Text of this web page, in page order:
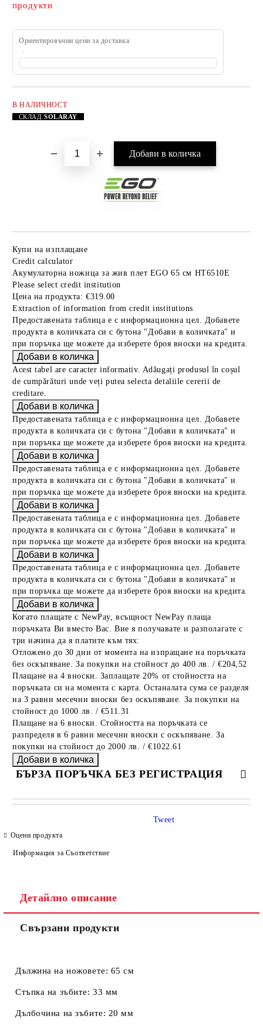
продукти
Ориентировъчни цени за доставка
В НАЛИЧНОСТ
СКЛАДSOLARAY
Купи на изплащане
Credit calculator
Акумулаторна ножица за жив плет EGO 65 см HT6510E
Please select credit institution
Цена на продукта: €319.00
Extraction of information from credit institutions
Предоставената таблица е с информационна цел. Добавете
продукта в количката си с бутона "Добави в количката" и
при поръчка ще можете да изберете броя вноски на кредита.
Acest tabel are caracter informativ. Adăugați produsul în coșul
de cumpărături unde veți putea selecta detaliile cererii de
creditare.
Предоставената таблица е с информационна цел. Добавете
продукта в количката си с бутона "Добави в количката" и
при поръчка ще можете да изберете броя вноски на кредита.
Предоставената таблица е с информационна цел. Добавете
продукта в количката си с бутона "Добави в количката" и
при поръчка ще можете да изберете броя вноски на кредита.
Предоставената таблица е с информационна цел. Добавете
продукта в количката си с бутона "Добави в количката" и
при поръчка ще можете да изберете броя вноски на кредита.
Предоставената таблица е с информационна цел. Добавете
продукта в количката си с бутона "Добави в количката" и
при поръчка ще можете да изберете броя вноски на кредита.
Когато плащате с NewPay, всъщност NewPay плаща
поръчката Ви вместо Вас. Вие я получавате и разполагате с
три начина да я платите към тях:
Отложено до 30 дни от момента на изпращане на поръчката
без оскъпяване. За покупки на стойност до 400 лв. / €204,52
Плащане на 4 вноски. Заплащате 20% от стойността на
поръчката си на момента с карта. Останалата сума се разделя
на 3 равни месечни вноски без оскъпяване. За покупки на
стойност до 1000 лв. / €511.31
Плащане на 6 вноски. Стойността на поръчката се
разпределя в 6 равни месечни вноски с оскъпяване. За
покупки на стойност до 2000 лв. / €1022.61
БЪРЗА ПОРЪЧКА БЕЗ РЕГИСТРАЦИЯ
САМО ПОПЪЛНЕТЕ 4 ПОЛЕТА
Оцени продукта
Информация за Съответствие
Tweet
Детайлно описание
Свързани продукти
Дължина на ножовете: 65 см
Стъпка на зъбите: 33 мм
Дълбочина на зъбите: 20 мм